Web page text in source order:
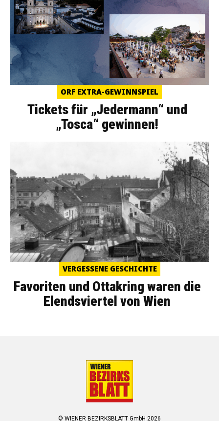
ORF EXTRA-GEWINNSPIEL
Tickets für „Jedermann“ und
„Tosca“ gewinnen!
VERGESSENE GESCHICHTE
Favoriten und Ottakring waren die
Elendsviertel von Wien
© WIENER BEZIRKSBLATT GmbH 2026